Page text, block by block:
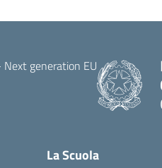
La Scuola